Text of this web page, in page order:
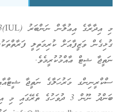
ގުޅިގެން ވަޒީފާއަށް ކުރިމަތިލީ
ނަތީޖާ ޝީޓް ޢާއްމުކުރީމެވެ.
ސްކްރީނިންގ މަރުހަލާގެ ނަތީޖާ
ބަންދު ނޫން 3 ދުވަހުގެ